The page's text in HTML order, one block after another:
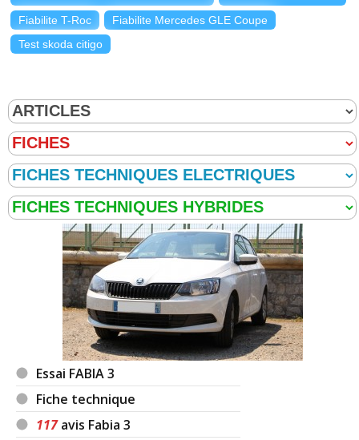
Fiabilite T-Roc
Fiabilite Mercedes GLE Coupe
Test skoda citigo
Essai FABIA 3
Fiche technique
117avis Fabia 3